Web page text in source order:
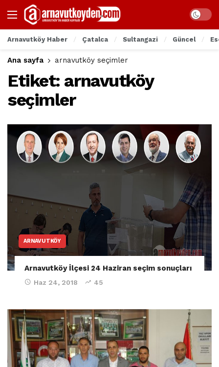
Arnavutköy Haber Çatalca Sultangazi Güncel
Ana sayfa arnavutköy seçimler
Etiket: arnavutköy
seçimler
ARNAVUTKÖY
Arnavutköy İlçesi 24 Haziran seçim sonuçları
Haz 24, 2018 45